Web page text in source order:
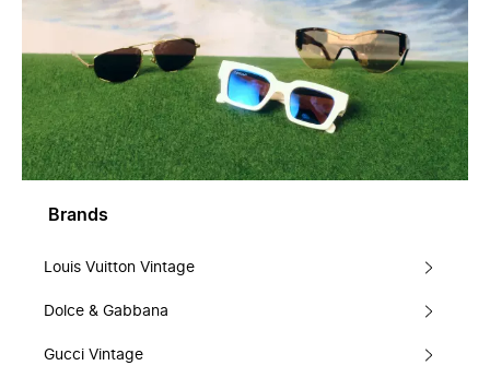
Brands
Louis Vuitton Vintage
Dolce & Gabbana
Gucci Vintage